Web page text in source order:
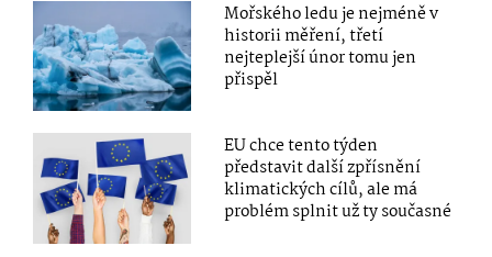
Mořského ledu je nejméně v
historii měření, třetí
nejteplejší únor tomu jen
přispěl
EU chce tento týden
představit další zpřísnění
klimatických cílů, ale má
problém splnit už ty současné